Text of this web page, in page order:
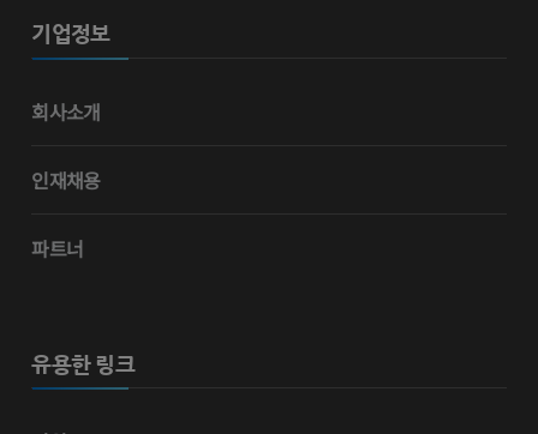
기업정보
회사소개
인재채용
파트너
유용한 링크